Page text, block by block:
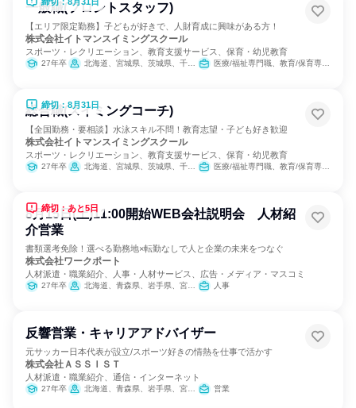
一般職(フロントスタッフ)
【エリア限定勤務】子どもが好きで、人財育成に興味がある方！
株式会社イトマンスイミングスクール
スポーツ・レクリエーション、教育支援サービス、保育・幼児教育
27年卒 北海道、宮城県、茨城県、千葉県、東京都、神奈川県、静岡県、愛知県、三重県、京都府、大阪府、兵庫県、奈良県、福岡県 医療/福祉専門職、教育/保育専門職
締切：8月31日
総合職(スイミングコーチ)
【全国勤務・要相談】水泳スキル不問！教育志望・子ども好き歓迎
株式会社イトマンスイミングスクール
スポーツ・レクリエーション、教育支援サービス、保育・幼児教育
27年卒 北海道、宮城県、茨城県、千葉県、東京都、神奈川県、静岡県、愛知県、三重県、京都府、大阪府、兵庫県、奈良県、福岡県 医療/福祉専門職、教育/保育専門職
締切：あと5日
8月15日(土)11:00開始WEB会社説明会 人材紹
介営業
書類選考免除！選べる勤務地×転勤なしで人と企業の未来をつなぐ
株式会社ワークポート
人材派遣・職業紹介、人事・人材サービス、広告・メディア・マスコミ
27年卒 北海道、青森県、岩手県、宮城県、秋田県、山形県、福島県、茨城県、栃木県、群馬県、埼玉県、千葉県、東京都、神奈川県、新潟県、富山県、石川県、福井県、山梨県、長野県、岐阜県、静岡県、愛知県、三重県、滋賀県、京都府、大阪府、兵庫県、奈良県、和歌山県、鳥取県、島根県、岡山県、広島県、山口県、徳島県、香川県、愛媛県、高知県、福岡県、佐賀県、長崎県、熊本県、大分県、宮崎県、鹿児島県、沖縄県 人事
反響営業・キャリアアドバイザー
元サッカー日本代表が設立/スポーツ好きの情熱を仕事で活かす
株式会社ＡＳＳＩＳＴ
人材派遣・職業紹介、通信・インターネット
27年卒 北海道、青森県、岩手県、宮城県、秋田県、山形県、福島県、茨城県、栃木県、群馬県、埼玉県、千葉県、東京都、神奈川県、新潟県、富山県、石川県、福井県、山梨県、長野県、岐阜県、静岡県、愛知県、三重県、滋賀県、京都府、大阪府、兵庫県、奈良県、和歌山県、鳥取県、島根県、岡山県、広島県、山口県、徳島県、香川県、愛媛県、高知県、福岡県、佐賀県、長崎県、熊本県、大分県、宮崎県、鹿児島県、沖縄県 営業